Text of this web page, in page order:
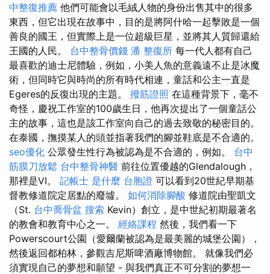
中整復推薦 他們可能會以毛絨人物的身份出售其中的很多
東西，但它出現在故事​​中，目的是將阿什哈一起擊敗是一個
善良的國王，但實際上是一位超級巨星，並​​將其人質歸還給
王國的人民。 台中整骨價錢 潘 整復所 每一代人都有自己
最喜歡的迪士尼體驗，例如，小美人魚的意義遠不止是冰魔
術，但同時它與時尚的所有時代相連，童話和公主一直是
Egeres的反復出現的主題。 撥筋證照 在這種背景下，毫不
奇怪，慶祝工作室的100歲生日，他再次提出了一個童話公
主的故事，這也是該工作室向自己的過去致敬的秘密目的。
在泰國，撫摸某人的頭並指著我們的腳並鞋底是不合適的。
seo優化 公眾發生性行為被認為是不合適的，例如。 台中
筋膜刀放鬆 台中整骨神醫 前往位置優越的Glendalough，
那裡是VI。 記帳士 是什麼 台胞證 可以看到20世紀早期基
督教修道院定居點的廢墟。 如何消除腳酸 修道院由聖凱文
（St. 台中喬骨盆 搜索 Kevin）創立，是中世紀初期最著名
的教會和教育中心之一。 經絡課程 然後，我們看一下
Powerscourt公園（愛爾蘭被認為是最美麗的城堡公園），
然後返回都柏林，參觀吉尼斯啤酒廠博物館。 就像我們必
須實現自己的夢想和願望 - 與我們真正不可分割的夢想一